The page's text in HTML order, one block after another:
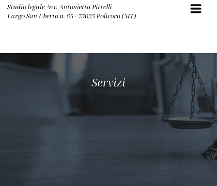
Studio legale Avv. Antonietta Pitrelli
Largo San Uberto n. 65 - 75025 Policoro (MT)
Servizi